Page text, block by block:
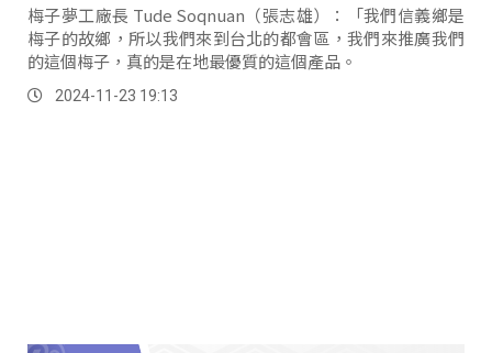
梅子夢工廠長 Tude Soqnuan（張志雄）：「我們信義鄉是
梅子的故鄉，所以我們來到台北的都會區，我們來推廣我們
的這個梅子，真的是在地最優質的這個產品。
2024-11-23 19:13